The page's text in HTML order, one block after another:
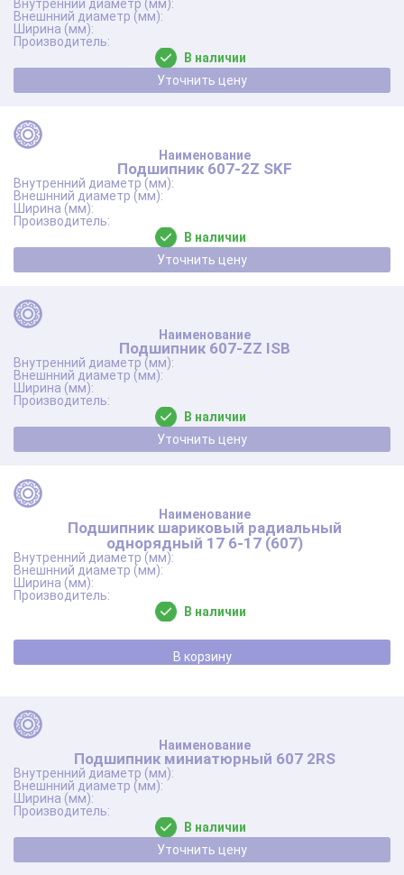
В наличии
Уточнить цену
Подшипник 607-2Z SKF
В наличии
Уточнить цену
Подшипник 607-ZZ ISB
В наличии
Уточнить цену
Подшипник шариковый радиальный
однорядный 17 6-17 (607)
В наличии
В корзину
Подшипник миниатюрный 607 2RS
В наличии
Уточнить цену